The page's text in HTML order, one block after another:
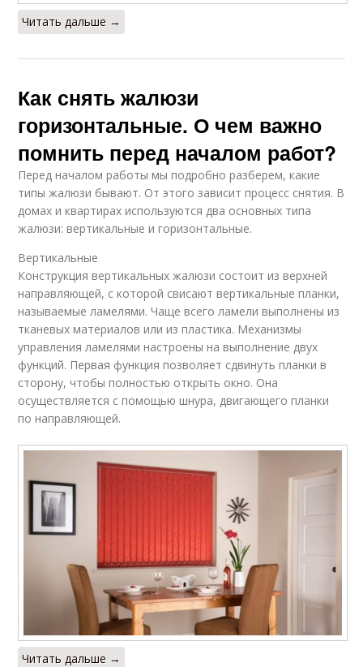
Читать дальше →
Как снять жалюзи
горизонтальные. О чем важно
помнить перед началом работ?
Перед началом работы мы подробно разберем, какие
типы жалюзи бывают. От этого зависит процесс снятия. В
домах и квартирах используются два основных типа
жалюзи: вертикальные и горизонтальные.
Вертикальные
Конструкция вертикальных жалюзи состоит из верхней
направляющей, с которой свисают вертикальные планки,
называемые ламелями. Чаще всего ламели выполнены из
тканевых материалов или из пластика. Механизмы
управления ламелями настроены на выполнение двух
функций. Первая функция позволяет сдвинуть планки в
сторону, чтобы полностью открыть окно. Она
осуществляется с помощью шнура, двигающего планки
по направляющей.
Читать дальше →